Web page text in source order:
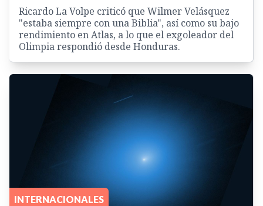
Ricardo La Volpe criticó que Wilmer Velásquez
"estaba siempre con una Biblia", así como su bajo
rendimiento en Atlas, a lo que el exgoleador del
Olimpia respondió desde Honduras.
INTERNACIONALES